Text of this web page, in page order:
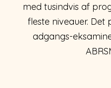
med tusindvis af
fleste niveauer. Det
adgangs-